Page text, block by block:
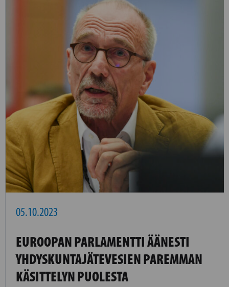
05.10.2023
EUROOPAN PARLAMENTTI ÄÄNESTI
YHDYSKUNTAJÄTEVESIEN PAREMMAN
KÄSITTELYN PUOLESTA